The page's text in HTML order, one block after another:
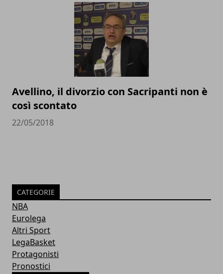
Avellino, il divorzio con Sacripanti non è
così scontato
22/05/2018
CATEGORIE
NBA
Eurolega
Altri Sport
LegaBasket
Protagonisti
Pronostici